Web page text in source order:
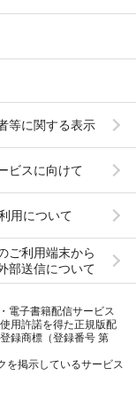
等に関する表示
ビスに向けて
用について
ご利用端末から
部送信について
電子書籍配信サービス
用許諾を得た正規版配
録商標（登録番号 第
を掲示しているサービス